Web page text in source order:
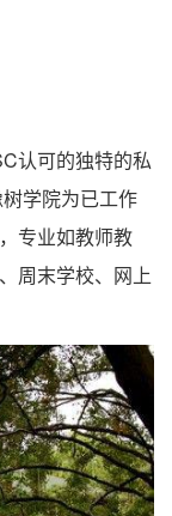
认可的独特的私
学院为已工作
专业如教师教
周末学校、网上